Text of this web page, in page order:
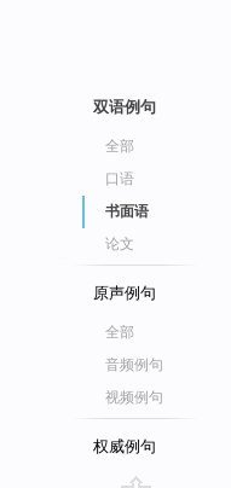
双语例句
全部
口语
书面语
论文
原声例句
全部
音频例句
视频例句
权威例句